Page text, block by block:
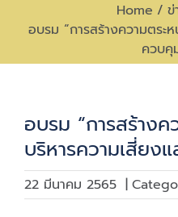
Home / ข่
อบรม “การสร้างความตระ
ควบคุ
อบรม “การสร้างค
บริหารความเสี่ยง
22 มีนาคม 2565 |